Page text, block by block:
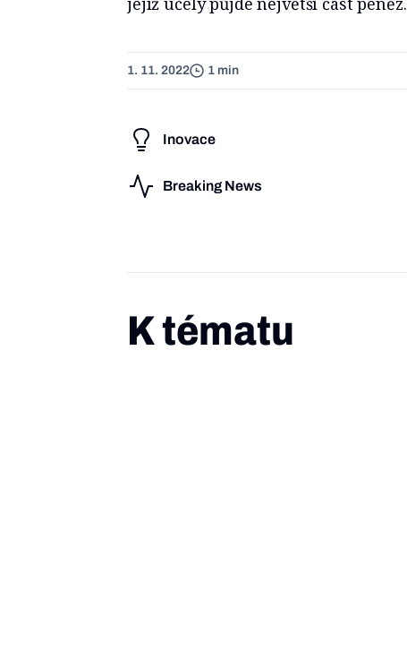
1. 11. 2022 1 min
Inovace
Breaking News
K tématu